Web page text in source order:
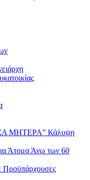
ΜΗΤΕΡΑ” Κάλυψη
Άτομα Άνω των 60
Προϋπάρχουσες